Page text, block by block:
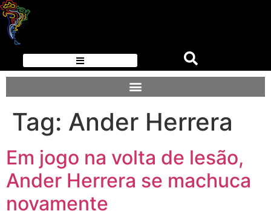
Tag: Ander Herrera
Em jogo na volta de lesão,
Ander Herrera se machuca
novamente